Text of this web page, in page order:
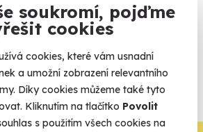
soukromí, pojďme
cookies
cookies, které vám usnadní
a umožní zobrazení relevantního
Díky cookies můžeme také tyto
Kliknutím na tlačítko Povolit
s použitím všech cookies na
pojistit
Máme nejvyšší
zážitkových